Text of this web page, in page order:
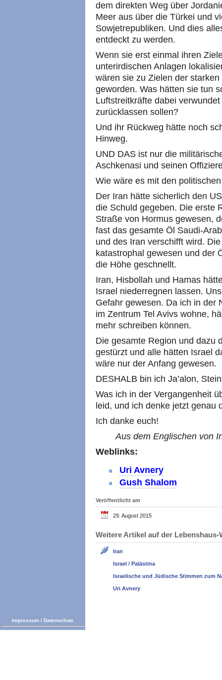
dem direkten Weg über
Meer aus über die Türkei und
Sowjetrepubliken. Und dies
entdeckt zu werden.
Wenn sie erst einmal ihren
unterirdischen Anlagen
wären sie zu Zielen der
geworden. Was hätten sie tun
Luftstreitkräfte dabei
zurücklassen sollen?
Und ihr Rückweg hätte noch
Hinweg.
UND DAS ist nur die
Aschkenasi und seinen
Wie wäre es mit den
Der Iran hätte sicherlich den
die Schuld gegeben. Die erste
Straße von Hormus gewesen,
fast das gesamte Öl Saudi-
und des Iran verschifft wird.
katastrophal gewesen und der
die Höhe geschnellt.
Iran, Hisbollah und Hamas
Israel niederregnen lassen.
Gefahr gewesen. Da ich in der
im Zentrum Tel Avivs wohne,
mehr schreiben können.
Die gesamte Region und dazu
gestürzt und alle hätten Israel
wäre nur der Anfang gewesen.
DESHALB bin ich Ja’alon,
Was ich in der Vergangenheit
leid, und ich denke jetzt genau
Ich danke euch!
Aus dem Englischen von
Weblinks:
Uri Avnery
Gush Shalom
Veröffentlicht am
29. August 2015
Weitere Artikel auf der
Iran
Israel / Palästina
Israelische und Jüdische Stimmen zum
Uri Avnery
Impressum / Datenschutz